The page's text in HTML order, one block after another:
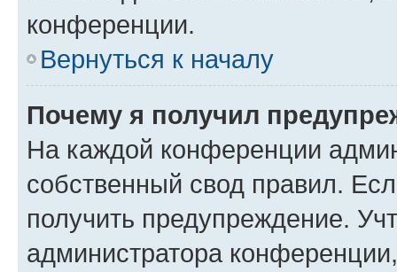
конференции.
Вернуться к началу
Почему я получил
На каждой конференции
собственный свод правил.
получить предупреждение.
администратора